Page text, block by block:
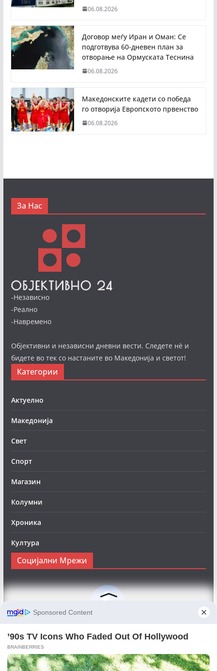
06.08.2026
Договор меѓу Иран и Оман: Се
подготвува 60-дневен план за
отворање на Ормуската Теснина
06.08.2026
Македонските кадети со победа
го отворија Европското првенство
06.08.2026
За Нас
-Независно
-Реално
-Навремено
Објективни и независни дневни вести. Следете нè и
бидете во тек со настаните во Македонија и светот!
Категории
Актуелно
Македонија
Свет
Спорт
Магазин
Колумни
Хроника
Култура
Социјални Мрежи
Следете нè на Фејсбук за да сте во тек со најновите